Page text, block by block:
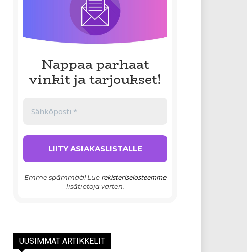
Nappaa parhaat
vinkit ja tarjoukset!
Emme spämmää! Lue rekisteriselosteemme
lisätietoja varten.
UUSIMMAT ARTIKKELIT